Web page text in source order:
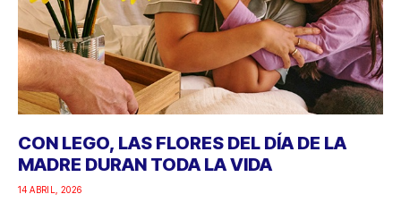
CON LEGO, LAS FLORES DEL DÍA DE LA
MADRE DURAN TODA LA VIDA
14 ABRIL, 2026